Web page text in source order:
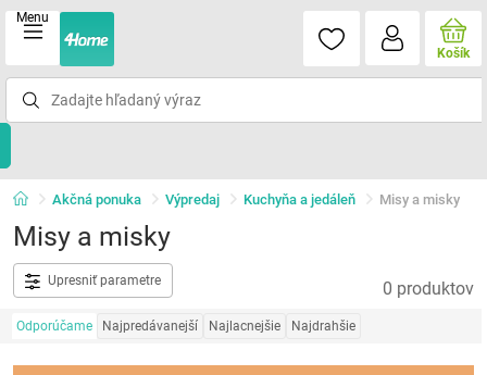
Menu
Košík
Akčná ponuka Výpredaj Kuchyňa a jedáleň Misy a misky
Misy a misky
Upresniť parametre 0 produktov
Odporúčame Najpredávanejší Najlacnejšie Najdrahšie